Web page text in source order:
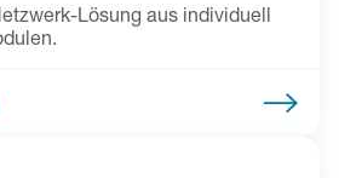
Lösung aus individuell